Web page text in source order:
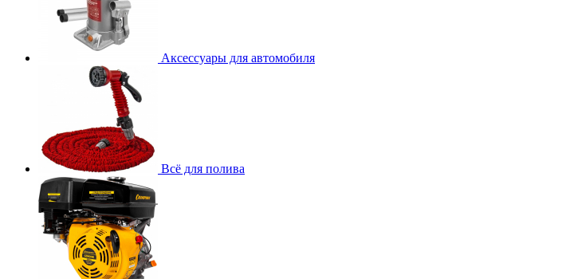
Аксессуары для автомобиля
Всё для полива